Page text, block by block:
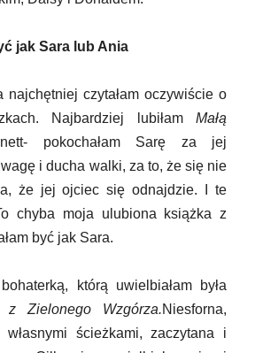
jak Sara lub Ania
najchętniej czytałam oczywiście o
Najbardziej lubiłam Małą
pokochałam Sarę za jej
i ducha walki, za to, że się nie
że jej ojciec się odnajdzie. I te
chyba moja ulubiona książka z
być jak Sara.
którą uwielbiałam była
Zielonego Wzgórza.Niesforna,
własnymi ścieżkami, zaczytana i